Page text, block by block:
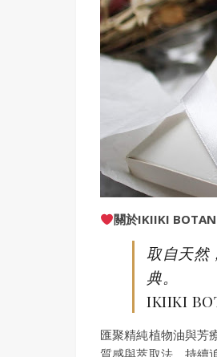
關於IKIIKI
取自天然
典。
IKIIKI
匯聚精純植物油與芳
質感與萃取法，持續